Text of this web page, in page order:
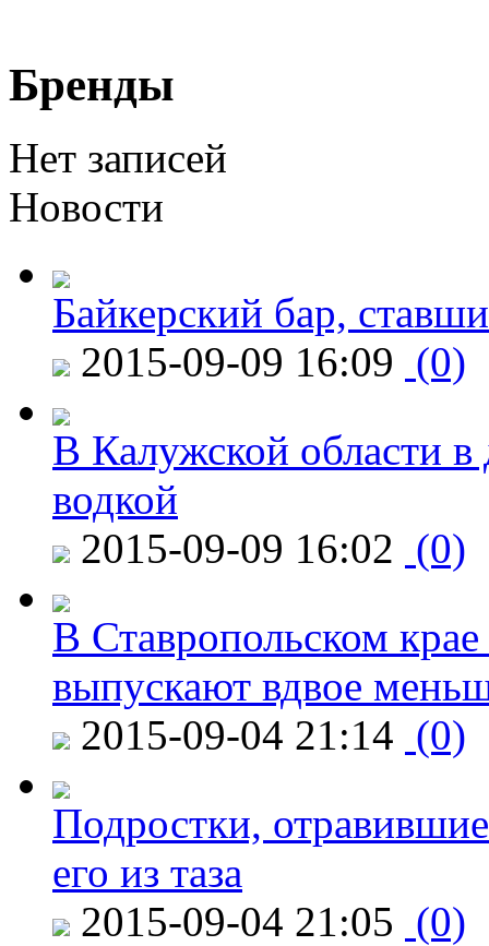
Бренды
Нет записей
Новости
Байкерский бар,
2015-09-09 16:09 (0)
В Калужской области в
водкой
2015-09-09 16:02 (0)
В Ставропольском
выпускают вдвое
2015-09-04 21:14 (0)
Подростки,
его из таза
2015-09-04 21:05 (0)